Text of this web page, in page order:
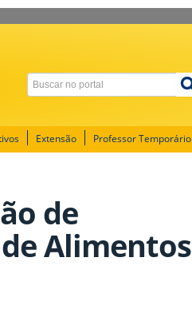
Extensão Professor Temporário
de
Alimentos